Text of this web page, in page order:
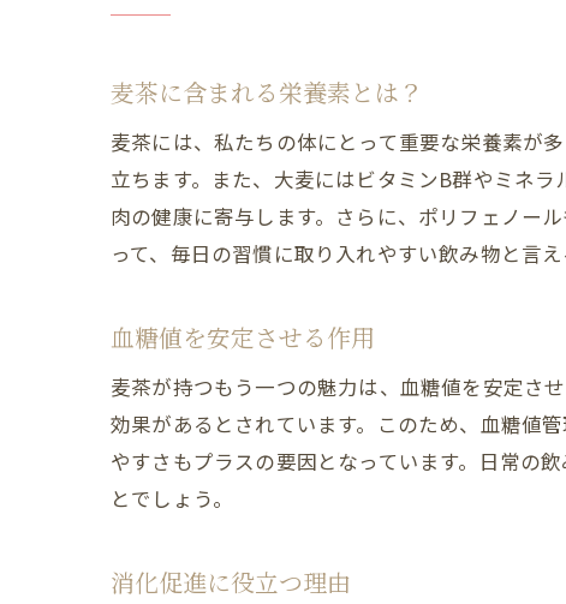
麦茶に含まれる栄養素とは？
麦茶には、私たちの体にとって重要な栄養素が
立ちます。また、大麦にはビタミンB群やミネ
肉の健康に寄与します。さらに、ポリフェノー
って、毎日の習慣に取り入れやすい飲み物と言え
血糖値を安定させる作用
麦茶が持つもう一つの魅力は、血糖値を安定さ
効果があるとされています。このため、血糖値
やすさもプラスの要因となっています。日常の
とでしょう。
消化促進に役立つ理由